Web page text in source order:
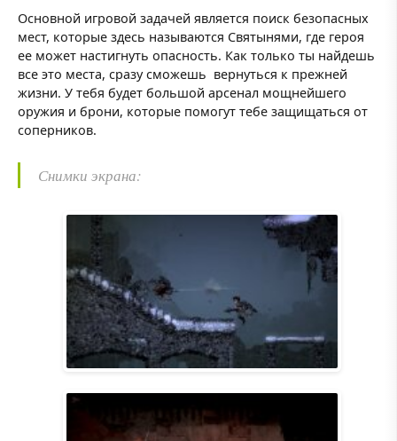
Основной игровой задачей является поиск безопасных
мест, которые здесь называются Святынями, где героя
ее может настигнуть опасность. Как только ты найдешь
все это места, сразу сможешь вернуться к прежней
жизни. У тебя будет большой арсенал мощнейшего
оружия и брони, которые помогут тебе защищаться от
соперников.
Снимки экрана: